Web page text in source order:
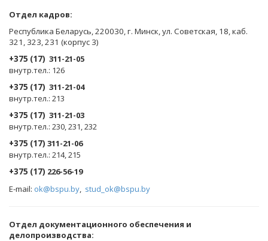
Отдел кадров:
Республика Беларусь, 220030, г. Минск, ул. Советская, 18, каб.
321, 323, 231 (корпус 3)
+375 (17) 311-21-05
внутр.тел.: 126
+375 (17) 311-21-04
внутр.тел.: 213
+375 (17) 311-21-03
внутр.тел.: 230, 231, 232
+375 (17) 311-21-06
внутр.тел.: 214, 215
+375 (17) 226-56-19
E-mail: ok@bspu.by, stud_ok@bspu.by
Oтдел документационного обеспечения и
делопроизводства: